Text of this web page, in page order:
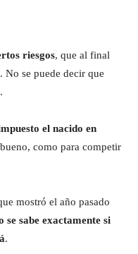
riesgos, que al final
No se puede decir que
el nacido en
como para competir
mostró el año pasado
se sabe exactamente si
.